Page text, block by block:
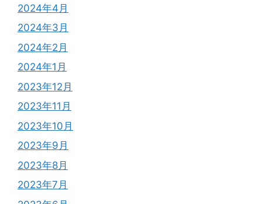
2024年4月
2024年3月
2024年2月
2024年1月
2023年12月
2023年11月
2023年10月
2023年9月
2023年8月
2023年7月